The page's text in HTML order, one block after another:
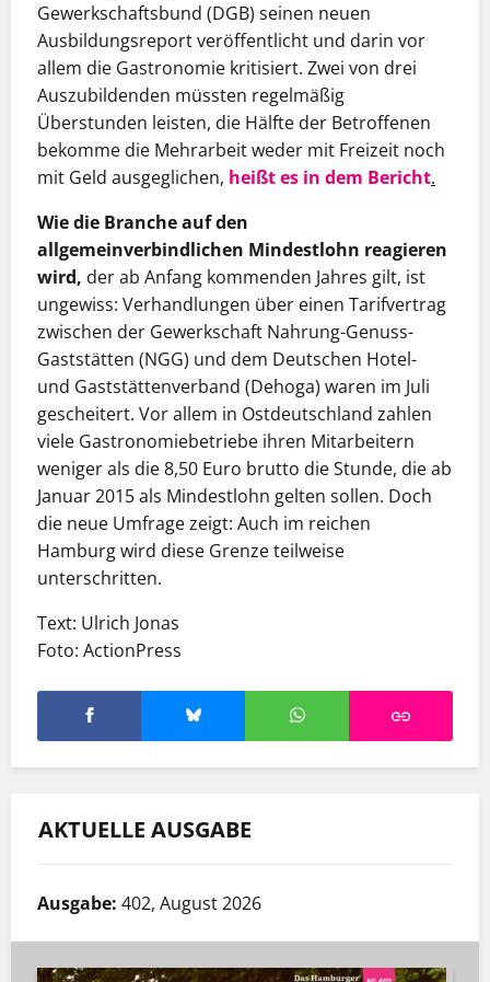
Gewerkschaftsbund (DGB) seinen neuen
Ausbildungsreport veröffentlicht und darin vor
allem die Gastronomie kritisiert. Zwei von drei
Auszubildenden müssten regelmäßig
Überstunden leisten, die Hälfte der Betroffenen
bekomme die Mehrarbeit weder mit Freizeit noch
mit Geld ausgeglichen, heißt es in dem Bericht.
Wie die Branche auf den
allgemeinverbindlichen Mindestlohn reagieren
wird, der ab Anfang kommenden Jahres gilt, ist
ungewiss: Verhandlungen über einen Tarifvertrag
zwischen der Gewerkschaft Nahrung-Genuss-
Gaststätten (NGG) und dem Deutschen Hotel-
und Gaststättenverband (Dehoga) waren im Juli
gescheitert. Vor allem in Ostdeutschland zahlen
viele Gastronomiebetriebe ihren Mitarbeitern
weniger als die 8,50 Euro brutto die Stunde, die ab
Januar 2015 als Mindestlohn gelten sollen. Doch
die neue Umfrage zeigt: Auch im reichen
Hamburg wird diese Grenze teilweise
unterschritten.
Text: Ulrich Jonas
Foto: ActionPress
AKTUELLE AUSGABE
Ausgabe: 402, August 2026